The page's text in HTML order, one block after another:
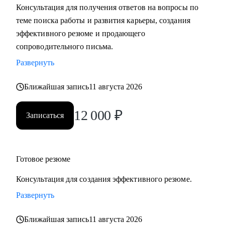
С чем помогу:
• Разработать карьерную стратегию и план перехода в IT из
других сфер.
• Определить, какие из имеющихся навыков можно
смены вектора.
• Правильно преподнести текущий опыт как в резюме, так
и в самопрезентации на интервью.
• Разобраться в рынке IT и его трендах.
Кому могу помочь:
в направлениях: Разработка, Тестирование, Техническая
поддержка, Прикладное и системное администрирование,
Системная аналитика
Консультация для получения ответов на вопросы по
теме поиска работы и развития карьеры, создания
эффективного резюме и продающего
сопроводительного письма.
Развернуть
Ближайшая запись11 августа 2026
Записаться 12 000 ₽
Готовое резюме
Консультация для создания эффективного резюме.
Развернуть
Ближайшая запись11 августа 2026